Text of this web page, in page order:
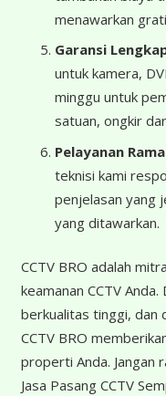
menawarkan
Garansi
untuk kamera,
minggu untuk
satuan, ongkir
Pelayanan
teknisi kami
penjelasan yang
yang ditawarkan.
CCTV BRO adalah
keamanan CCTV
berkualitas tinggi, dan
CCTV BRO
properti Anda. Jangan
Jasa Pasang CCTV